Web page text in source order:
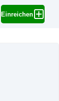
Einreichen